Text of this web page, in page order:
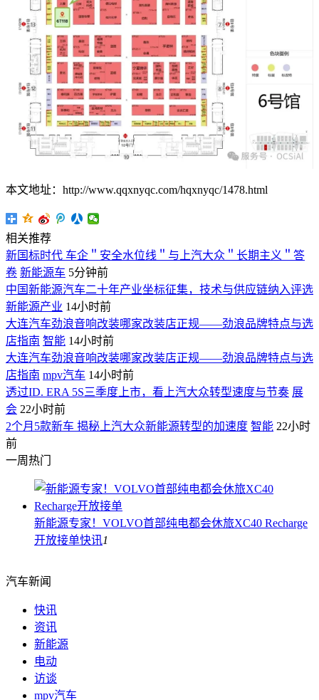
本文地址：http://www.qqxnyqc.com/hqxnyqc/1478.html
相关推荐
新国标时代 车企＂安全水位线＂与上汽大众＂长期主义＂答
卷 新能源车 5分钟前
中国新能源汽车二十年产业坐标征集，技术与供应链纳入评选
新能源产业 14小时前
大连汽车劲浪音响改装哪家改装店正规——劲浪品牌特点与选
店指南 智能 14小时前
大连汽车劲浪音响改装哪家改装店正规——劲浪品牌特点与选
店指南 mpv汽车 14小时前
透过ID. ERA 5S三季度上市，看上汽大众转型速度与节奏 展
会 22小时前
2个月5款新车 揭秘上汽大众新能源转型的加速度 智能 22小时
前
一周热门
新能源专家！VOLVO首部纯电都会休旅XC40 Recharge
开放接单快讯1
汽车新闻
快讯
资讯
新能源
电动
访谈
mpv汽车